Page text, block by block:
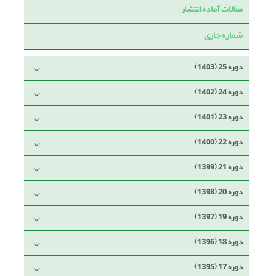
مقالات آماده انتشار
شماره جاری
دوره 25 (1403)
دوره 24 (1402)
دوره 23 (1401)
دوره 22 (1400)
دوره 21 (1399)
دوره 20 (1398)
دوره 19 (1397)
دوره 18 (1396)
دوره 17 (1395)